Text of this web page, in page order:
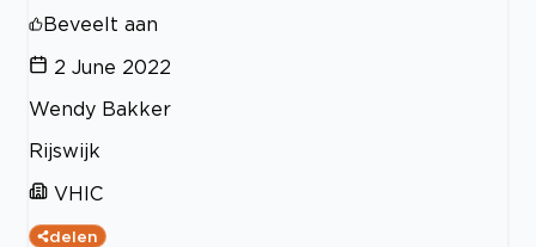
Beveelt aan
2 June 2022
Wendy Bakker
Rijswijk
VHIC
delen